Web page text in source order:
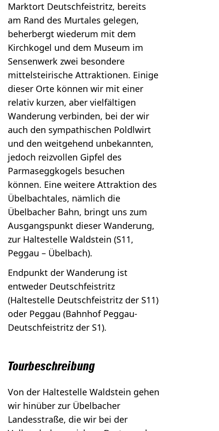
Marktort Deutschfeistritz, bereits
am Rand des Murtales gelegen,
beherbergt wiederum mit dem
Kirchkogel und dem Museum im
Sensenwerk zwei besondere
mittelsteirische Attraktionen. Einige
dieser Orte können wir mit einer
relativ kurzen, aber vielfältigen
Wanderung verbinden, bei der wir
auch den sympathischen Poldlwirt
und den weitgehend unbekannten,
jedoch reizvollen Gipfel des
Parmaseggkogels besuchen
können. Eine weitere Attraktion des
Übelbachtales, nämlich die
Übelbacher Bahn, bringt uns zum
Ausgangspunkt dieser Wanderung,
zur Haltestelle Waldstein (S11,
Peggau – Übelbach).
Endpunkt der Wanderung ist
entweder Deutschfeistritz
(Haltestelle Deutschfeistritz der S11)
oder Peggau (Bahnhof Peggau-
Deutschfeistritz der S1).
Tourbeschreibung
Von der Haltestelle Waldstein gehen
wir hinüber zur Übelbacher
Landesstraße, die wir bei der